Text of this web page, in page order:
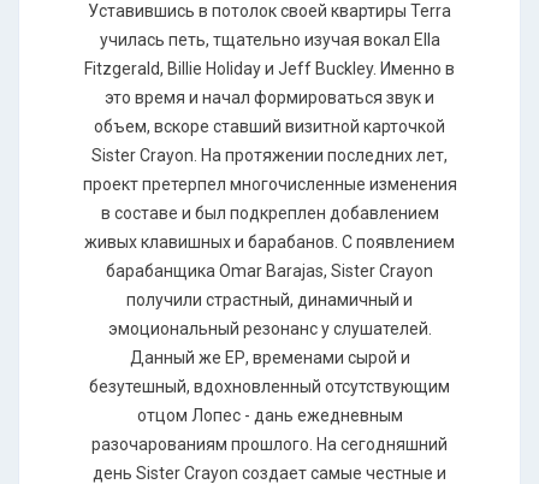
Уставившись в потолок своей квартиры Terra
училась петь, тщательно изучая вокал Ella
Fitzgerald, Billie Holiday и Jeff Buckley. Именно в
это время и начал формироваться звук и
объем, вскоре ставший визитной карточкой
Sister Crayon. На протяжении последних лет,
проект претерпел многочисленные изменения
в составе и был подкреплен добавлением
живых клавишных и барабанов. С появлением
барабанщика Omar Barajas, Sister Crayon
получили страстный, динамичный и
эмоциональный резонанс у слушателей.
Данный же ЕР, временами сырой и
безутешный, вдохновленный отсутствующим
отцом Лопес - дань ежедневным
разочарованиям прошлого. На сегодняшний
день Sister Crayon создает самые честные и